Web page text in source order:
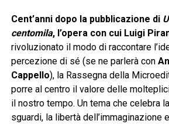
Cent’anni dopo la pubblicazione di
centomila, l’opera con cui Luigi
rivoluzionato il modo di raccontare
percezione di sé (se ne parlerà con
Cappello), la Rassegna della
porre al centro il valore delle
il nostro tempo. Un tema che celebra
sguardi, la libertà dell’immaginazione